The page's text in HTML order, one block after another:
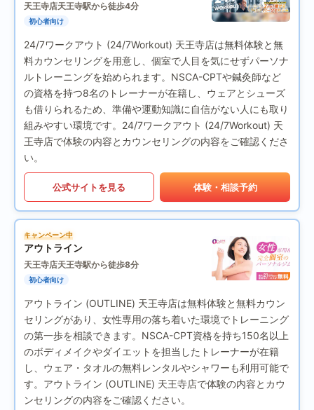
天王寺店天王寺駅から徒歩4分
初心者向け
24/7ワークアウト (24/7Workout) 天王寺店は無料体験と無
料カウンセリングを用意し、個室で人目を気にせずパーソナ
ルトレーニングを始められます。NSCA-CPTや鍼灸師など
の資格を持つ8名のトレーナーが在籍し、ウェアとシューズ
も借りられるため、準備や運動知識に自信がない人にも取り
組みやすい環境です。24/7ワークアウト (24/7Workout) 天
王寺店で体験の内容とカウンセリングの内容をご確認くださ
い。
公式サイトを見る 体験・相談予約
キャンペーン中
アウトライン
天王寺店天王寺駅から徒歩8分
初心者向け
アウトライン (OUTLINE) 天王寺店は無料体験と無料カウン
セリングがあり、女性専用の落ち着いた環境でトレーニング
の第一歩を相談できます。NSCA-CPT資格を持ち150名以上
のボディメイクやダイエットを担当したトレーナーが在籍
し、ウェア・タオルの無料レンタルやシャワーも利用可能で
す。アウトライン (OUTLINE) 天王寺店で体験の内容とカウ
ンセリングの内容をご確認ください。